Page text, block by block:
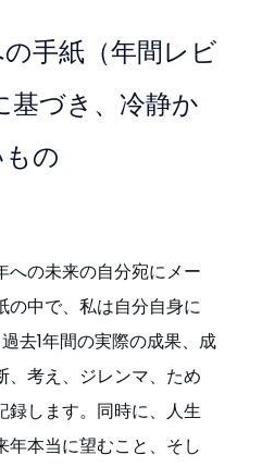
手紙（年間レビ
基づき、冷静か
の
への未来の自分宛にメー
の中で、私は自分自身に
去1年間の実際の成果、成
、考え、ジレンマ、ため
録します。同時に、人生
年本当に望むこと、そし